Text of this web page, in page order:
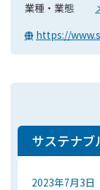
業種・業態
https://
サステナブ
2023年7月3日